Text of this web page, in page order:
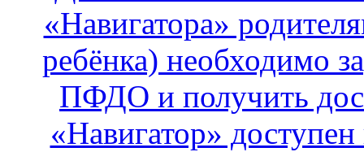
«Навигатора»
ребёнка) необходимо
ПФДО и получить
«Навигатор»